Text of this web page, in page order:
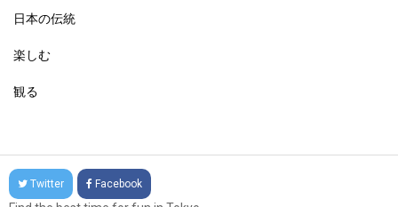
日本の伝統
楽しむ
観る
Twitter Facebook